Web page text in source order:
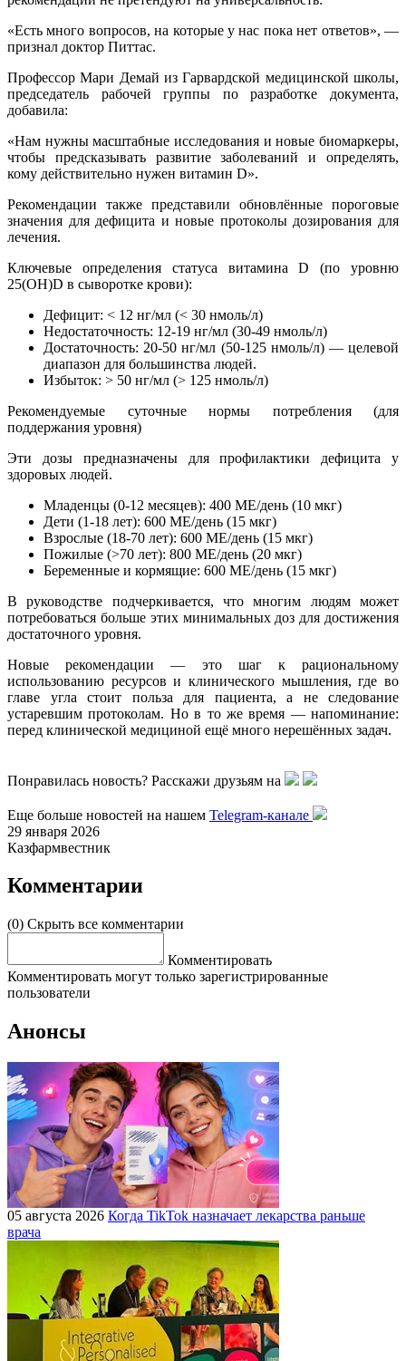
«Есть много вопросов, на которые у нас пока нет ответов», —
признал доктор Питтас.
Профессор Мари Демай из Гарвардской медицинской школы,
председатель рабочей группы по разработке документа,
добавила:
«Нам нужны масштабные исследования и новые биомаркеры,
чтобы предсказывать развитие заболеваний и определять,
кому действительно нужен витамин D».
Рекомендации также представили обновлённые пороговые
значения для дефицита и новые протоколы дозирования для
лечения.
Ключевые определения статуса витамина D (по уровню
25(OH)D в сыворотке крови):
Дефицит: < 12 нг/мл (< 30 нмоль/л)
Недостаточность: 12-19 нг/мл (30-49 нмоль/л)
Достаточность: 20-50 нг/мл (50-125 нмоль/л) — целевой
диапазон для большинства людей.
Избыток: > 50 нг/мл (> 125 нмоль/л)
Рекомендуемые суточные нормы потребления (для
поддержания уровня)
Эти дозы предназначены для профилактики дефицита у
здоровых людей.
Младенцы (0-12 месяцев): 400 МЕ/день (10 мкг)
Дети (1-18 лет): 600 МЕ/день (15 мкг)
Взрослые (18-70 лет): 600 МЕ/день (15 мкг)
Пожилые (>70 лет): 800 МЕ/день (20 мкг)
Беременные и кормящие: 600 МЕ/день (15 мкг)
В руководстве подчеркивается, что многим людям может
потребоваться больше этих минимальных доз для достижения
достаточного уровня.
Новые рекомендации — это шаг к рациональному
использованию ресурсов и клинического мышления, где во
главе угла стоит польза для пациента, а не следование
устаревшим протоколам. Но в то же время — напоминание:
перед клинической медициной ещё много нерешённых задач.
Понравилась новость? Расскажи друзьям на
Еще больше новостей на нашем Telegram-канале
29 января 2026
Казфармвестник
Комментарии
(0) Скрыть все комментарии
Комментировать
Комментировать могут только зарегистрированные
пользователи
Анонсы
05 августа 2026 Когда TikTok назначает лекарства раньше
врача